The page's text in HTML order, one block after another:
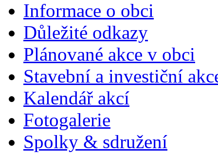
Informace o obci
Důležité odkazy
Plánované akce v obci
Stavební a investiční
Kalendář akcí
Fotogalerie
Spolky & sdružení